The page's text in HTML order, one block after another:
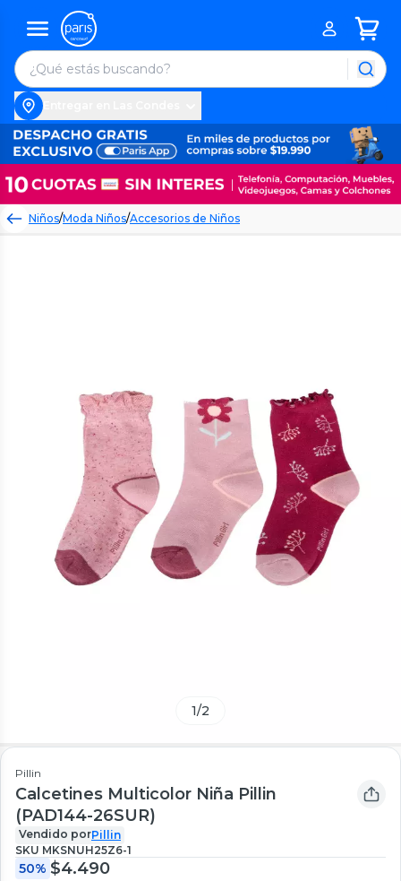
Niños/Moda Niños/Accesorios de Niños
1/2
Pillin
Calcetines Multicolor Niña Pillin
(PAD144-26SUR)
Vendido porPillin
SKU MKSNUH25Z6-1
50% $4.490